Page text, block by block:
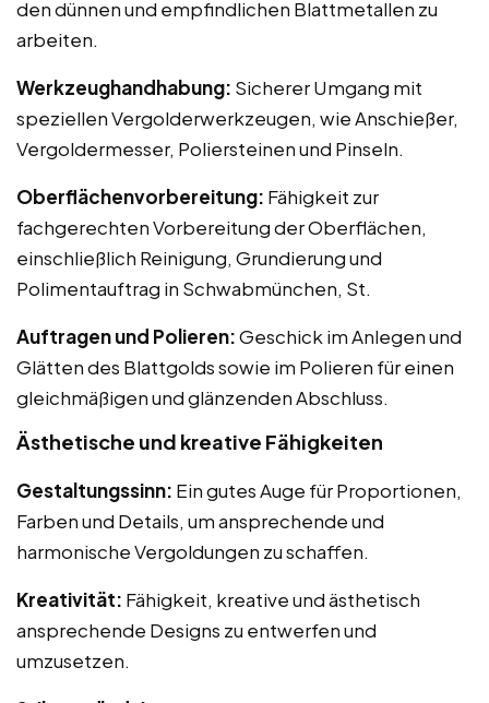
den dünnen und empfindlichen Blattmetallen zu
arbeiten.
Werkzeughandhabung: Sicherer Umgang mit
speziellen Vergolderwerkzeugen, wie Anschießer,
Vergoldermesser, Poliersteinen und Pinseln.
Oberflächenvorbereitung: Fähigkeit zur
fachgerechten Vorbereitung der Oberflächen,
einschließlich Reinigung, Grundierung und
Polimentauftrag in Schwabmünchen, St.
Auftragen und Polieren:Geschick im Anlegen und
Glätten des Blattgolds sowie im Polieren für einen
gleichmäßigen und glänzenden Abschluss.
Ästhetische und kreative Fähigkeiten
Gestaltungssinn: Ein gutes Auge für Proportionen,
Farben und Details, um ansprechende und
harmonische Vergoldungen zu schaffen.
Kreativität: Fähigkeit, kreative und ästhetisch
ansprechende Designs zu entwerfen und
umzusetzen.